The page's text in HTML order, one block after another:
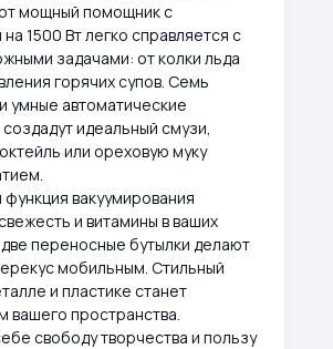
мощный помощник с
1500 Вт легко справляется с
задачами: от колки льда
горячих супов. Семь
умные автоматические
идеальный смузи,
или ореховую муку
функция вакуумирования
и витамины в ваших
две переносные бутылки делают
мобильным. Стильный
и пластике станет
вашего пространства.
свободу творчества и пользу